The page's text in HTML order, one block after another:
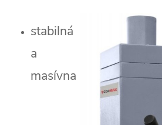
stabilná
a
masívna